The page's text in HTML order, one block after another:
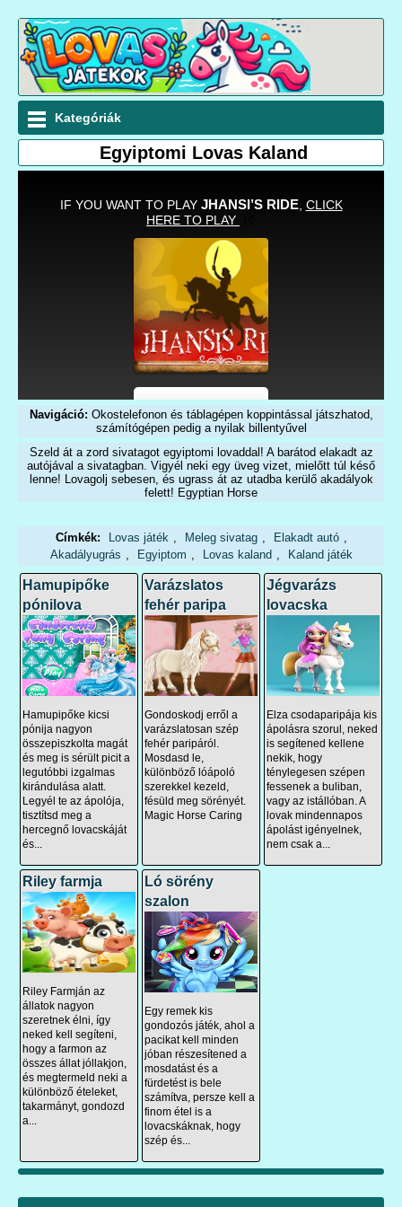
Kategóriák
Egyiptomi Lovas Kaland
Navigáció: Okostelefonon és táblagépen koppintással játszhatod,
számítógépen pedig a nyilak billentyűvel
Szeld át a zord sivatagot egyiptomi lovaddal! A barátod elakadt az
autójával a sivatagban. Vigyél neki egy üveg vizet, mielőtt túl késő
lenne! Lovagolj sebesen, és ugrass át az utadba kerülő akadályok
felett! Egyptian Horse
Címkék: Lovas játék Meleg sivatag Elakadt autó
Akadályugrás
Egyiptom Lovas kaland Kaland játék
Hamupipőke
pónilova
Hamupipőke kicsi
pónija nagyon
összepiszkolta magát
és meg is sérült picit a
legutóbbi izgalmas
kirándulása alatt.
Legyél te az ápolója,
tisztítsd meg a
hercegnő lovacskáját
és...
Varázslatos
fehér paripa
Gondoskodj erről a
varázslatosan szép
fehér paripáról.
Mosdasd le,
különböző lóápoló
szerekkel kezeld,
fésüld meg sörényét.
Magic Horse Caring
Jégvarázs
lovacska
Elza csodaparipája kis
ápolásra szorul, neked
is segítened kellene
nekik, hogy
ténylegesen szépen
fessenek a buliban,
vagy az istállóban. A
lovak mindennapos
ápolást igényelnek,
nem csak a...
Riley farmja
Riley Farmján az
állatok nagyon
szeretnek élni, így
neked kell segíteni,
hogy a farmon az
összes állat jóllakjon,
és megtermeld neki a
különböző ételeket,
takarmányt, gondozd
a...
Ló sörény
szalon
Egy remek kis
gondozós játék, ahol a
pacikat kell minden
jóban részesítened a
mosdatást és a
fürdetést is bele
számítva, persze kell a
finom étel is a
lovacskáknak, hogy
szép és...